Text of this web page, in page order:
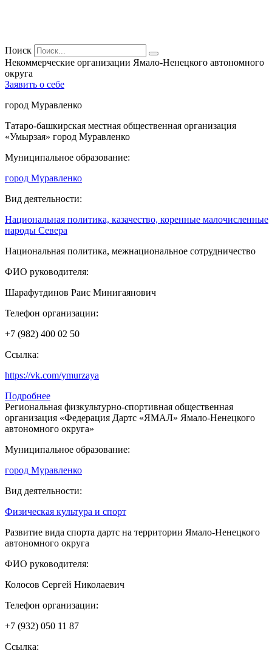
Поиск
Некоммерческие организации Ямало-Ненецкого автономного
округа
Заявить о себе
город Муравленко
Татаро-башкирская местная общественная организация
«Умырзая» город Муравленко
Муниципальное образование:
город Муравленко
Вид деятельности:
Национальная политика, казачество, коренные малочисленные
народы Севера
Национальная политика, межнациональное сотрудничество
ФИО руководителя:
Шарафутдинов Раис Минигаянович
Телефон организации:
+7 (982) 400 02 50
Ссылка:
https://vk.com/ymurzaya
Подробнее
Региональная физкультурно-спортивная общественная
организация «Федерация Дартс «ЯМАЛ» Ямало-Ненецкого
автономного округа»
Муниципальное образование:
город Муравленко
Вид деятельности:
Физическая культура и спорт
Развитие вида спорта дартс на территории Ямало-Ненецкого
автономного округа
ФИО руководителя:
Колосов Сергей Николаевич
Телефон организации:
+7 (932) 050 11 87
Ссылка: